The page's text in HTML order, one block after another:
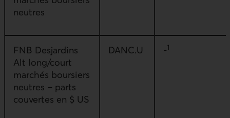
neutres
FNB Desjardins
Alt long/court
marchés boursiers
neutres – parts
couvertes en $ US
DANC.U -1